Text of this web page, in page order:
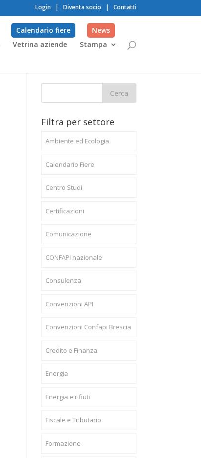
Login | Diventa socio | Contatti
Vetrina aziende Stampa
Calendario fiere News
Filtra per settore
Ambiente ed Ecologia
Calendario Fiere
Centro Studi
Certificazioni
Comunicazione
CONFAPI nazionale
Consulenza
Convenzioni API
Convenzioni Confapi Brescia
Credito e Finanza
Energia
Energia e rifiuti
Fiscale e Tributario
Formazione